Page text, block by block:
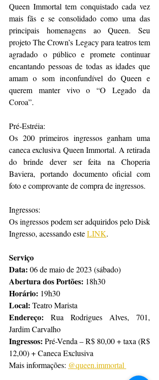
Queen Immortal tem conquistado cada vez
mais fãs e se consolidado como uma das
principais homenagens ao Queen. Seu
projeto The Crown’s Legacy para teatros tem
agradado o público e promete continuar
encantando pessoas de todas as idades que
amam o som inconfundível do Queen e
querem manter vivo o “O Legado da
Coroa”.
Pré-Estréia:
Os 200 primeiros ingressos ganham uma
caneca exclusiva Queen Immortal. A retirada
do brinde dever ser feita na Choperia
Baviera, portando documento oficial com
foto e comprovante de compra de ingressos.
Ingressos:
Os ingressos podem ser adquiridos pelo Disk
Ingresso, acessando este LINK.
Serviço
Data: 06 de maio de 2023 (sábado)
Abertura dos Portões: 18h30
Horário: 19h30
Local: Teatro Marista
Endereço: Rua Rodrigues Alves, 701,
Jardim Carvalho
Ingressos: Pré-Venda – R$ 80,00 + taxa (R$
12,00) + Caneca Exclusiva
Mais informações: @queen.immortal